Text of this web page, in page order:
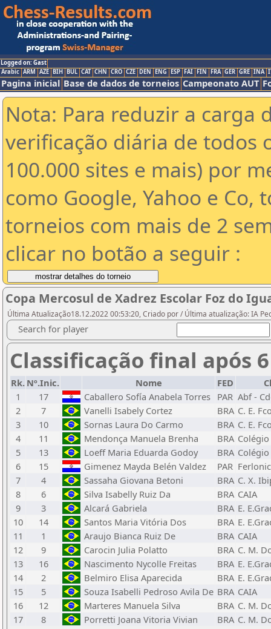
Logged on: Gast
Arabic ARM AZE BIH BUL CAT CHN CRO CZE DEN ENG ESP FAI FIN FRA GER GRE INA
Pagina inicial Base de dados de torneios Campeonato AUT
Nota: Para reduzir a carga
verificação diária de todos
100.000 sites e mais) por
como Google, Yahoo e Co,
torneios com mais de 2
clicar no botão a seguir :
Copa Mercosul de Xadrez Escolar Foz do
Última Atualização18.12.2022 00:53:20, Criado por / Última atualização: IA
Search for player
Classificação final após
Rk. Nº.Inic. Nome FED
1
17 Caballero Sofía Anabela Torres PAR Abf -
2
7 Vanelli Isabely Cortez BRA C. E.
3
10 Sornas Laura Do Carmo BRA C. E.
4
11 Mendonça Manuela Brenha BRA
5
13 Loeff Maria Eduarda Godoy BRA
6
15 Gimenez Mayda Belén Valdez PAR
7
4 Sassaha Giovana Betoni BRA C. X.
8
6 Silva Isabelly Ruiz Da BRA CAIA
9
3 Alcará Gabriela BRA E.
10
14 Santos Maria Vitória Dos BRA E.
11
1 Araujo Bianca Ruiz De BRA CAIA
12
9 Carocin Julia Polatto BRA C. M.
13
16 Nascimento Nycolle Freitas BRA E.
14
2 Belmiro Elisa Aparecida BRA E.
15
5 Souza Isabelli Pedroso Avila De BRA CAIA
16
12 Marteres Manuela Silva BRA C. M.
17
8 Porretti Joana Vitoria Vivian BRA C. M.